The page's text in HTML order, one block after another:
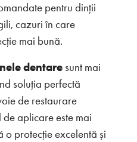
pentru dinții
cazuri în care
mai bună.
dentaresunt mai
soluția perfectă
de restaurare
aplicare este mai
protecție excelentă și